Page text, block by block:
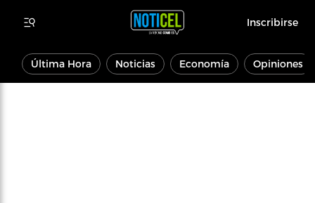
Inscribirse
Última Hora Noticias Economía Opiniones